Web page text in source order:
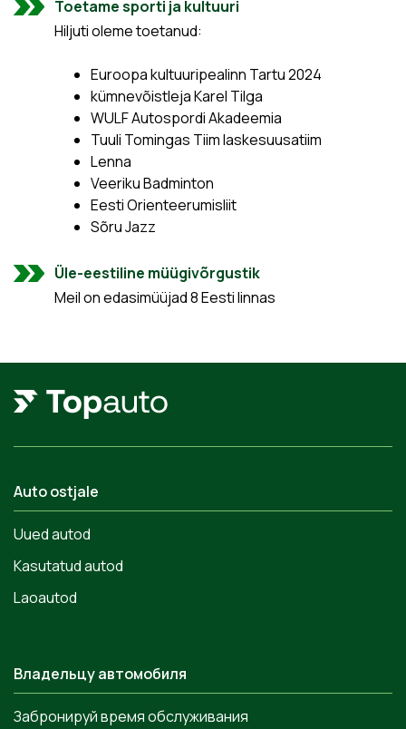
Toetame sporti ja kultuuri
Hiljuti oleme toetanud:
Euroopa kultuuripealinn Tartu 2024
kümnevõistleja Karel Tilga
WULF Autospordi Akadeemia
Tuuli Tomingas Tiim laskesuusatiim
Lenna
Veeriku Badminton
Eesti Orienteerumisliit
Sõru Jazz
Üle-eestiline müügivõrgustik
Meil on edasimüüjad 8 Eesti linnas
Auto ostjale
Uued autod
Kasutatud autod
Laoautod
Владельцу автомобиля
Забронируй время обслуживания